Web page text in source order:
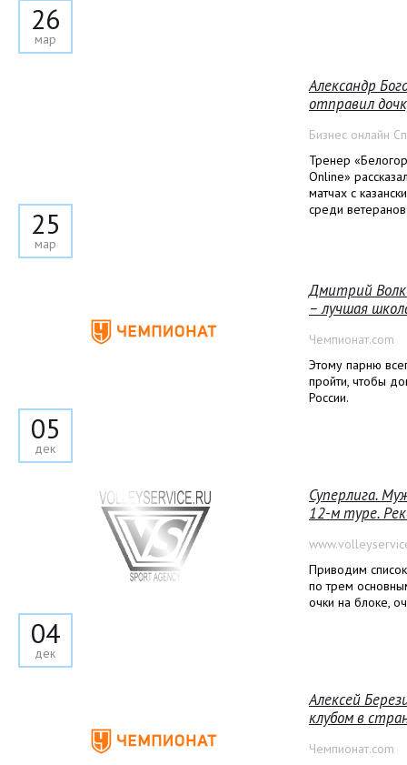
26
мар
25
мар
Александр
отправил
Бизнес онлайн
Тренер
Online»
матчах с
среди
05
дек
Дмитрий
– лучшая
Чемпионат.com
Этому парню
пройти, чтобы
России.
04
дек
Суперлига.
12-м туре.
Приводим
по трем
очки на блоке,
Алексей
клубом в
Чемпионат.com